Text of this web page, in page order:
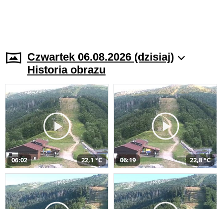
Czwartek 06.08.2026 (dzisiaj)
Historia obrazu
06:02 22,1 °C 06:19 22,8 °C